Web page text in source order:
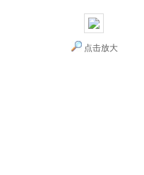
点击放大